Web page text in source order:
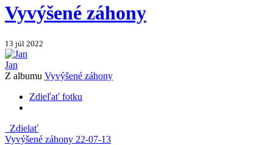
Vyvýšené záhony
13 júl 2022
Jan
Z albumu Vyvýšené záhony
Zdieľať fotku
Zdielať
Vyvýšené záhony 22-07-13